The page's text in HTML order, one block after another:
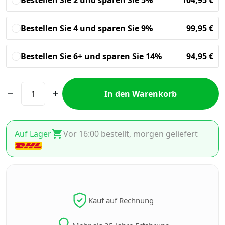
Bestellen Sie 4 und sparen Sie 9% 99,95€
Bestellen Sie 6+ und sparen Sie 14% 94,95€
In den Warenkorb
Auf Lager Vor 16:00 bestellt, morgen geliefert
Kauf auf Rechnung